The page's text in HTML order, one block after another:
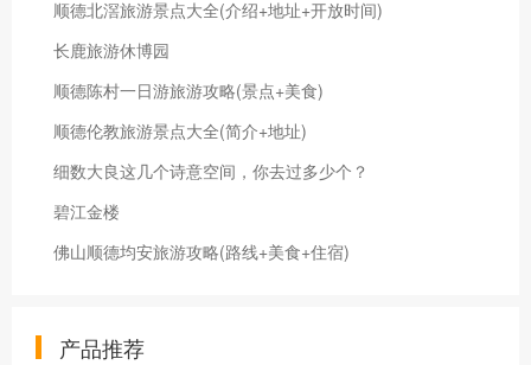
顺德北滘旅游景点大全(介绍+地址+开放时间)
长鹿旅游休博园
顺德陈村一日游旅游攻略(景点+美食)
顺德伦教旅游景点大全(简介+地址)
细数大良这几个诗意空间，你去过多少个？
碧江金楼
佛山顺德均安旅游攻略(路线+美食+住宿)
产品推荐